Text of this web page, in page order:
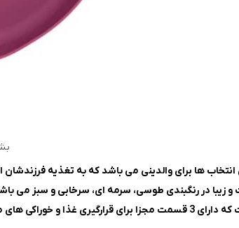
انتخاب ها برای والدینی می باشد که به تغذیه
در رنگبندی طوسی، سرمه ای، سرخابی و سبز می
های متنوع می باشد.